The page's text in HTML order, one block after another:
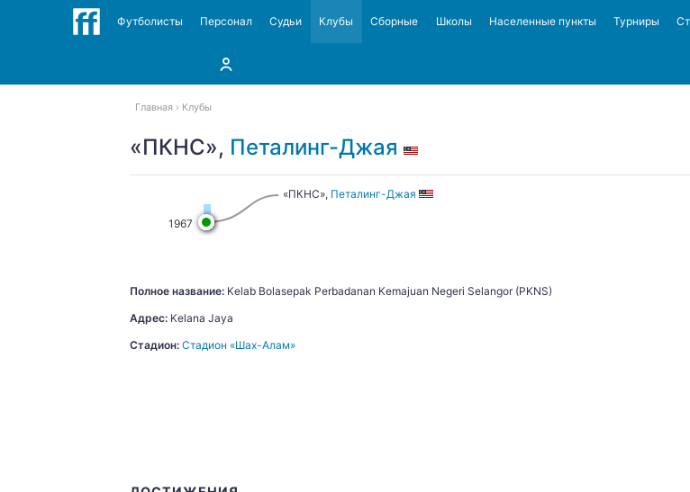
Футболисты Персонал Судьи Клубы Сборные Школы Населенные пункты Турниры
Главная Клубы
«ПКНС», Петалинг-Джая
1967
«ПКНС», Петалинг-Джая
Полное название: Kelab Bolasepak Perbadanan Kemajuan Negeri Selangor (PKNS)
Адрес: Kelana Jaya
Стадион: Стадион «Шах-Алам»